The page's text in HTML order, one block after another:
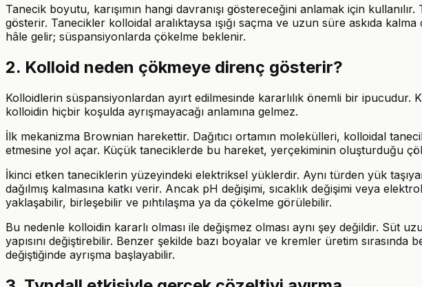
Tanecik boyutu, karışımın hangi davranışı göstereceğini anlamak için
gösterir. Tanecikler kolloidal aralıktaysa ışığı saçma ve uzun süre askıda
hâle gelir; süspansiyonlarda çökelme beklenir.
2. Kolloid neden çökmeye direnç gösterir?
Kolloidlerin süspansiyonlardan ayırt edilmesinde kararlılık önemli bir ipucudur.
kolloidin hiçbir koşulda ayrışmayacağı anlamına gelmez.
İlk mekanizma Brownian harekettir. Dağıtıcı ortamın molekülleri, kolloidal
etmesine yol açar. Küçük taneciklerde bu hareket, yerçekiminin oluşturduğu
İkinci etken taneciklerin yüzeyindeki elektriksel yüklerdir. Aynı türden yük
dağılmış kalmasına katkı verir. Ancak pH değişimi, sıcaklık değişimi veya
yaklaşabilir, birleşebilir ve pıhtılaşma ya da çökelme görülebilir.
Bu nedenle kolloidin kararlı olması ile değişmez olması aynı şey değildir. Süt
yapısını değiştirebilir. Benzer şekilde bazı boyalar ve kremler üretim sırasında
değiştiğinde ayrışma başlayabilir.